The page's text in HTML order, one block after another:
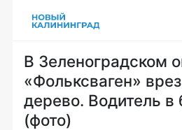
В Зеленоградском
«Фольксваген»
дерево. Водитель в
(фото)